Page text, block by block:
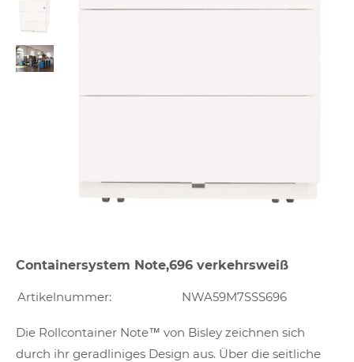
Containersystem Note,696 verkehrsweiß
Artikelnummer: NWA59M7SSS696
Die Rollcontainer Note™ von Bisley zeichnen sich
durch ihr geradliniges Design aus. Über die seitliche